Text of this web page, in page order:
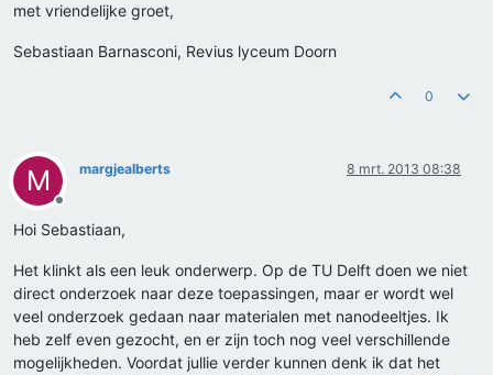
met vriendelijke groet,
Sebastiaan Barnasconi, Revius lyceum Doorn
0
M
Offline
margjealberts 8 mrt. 2013 08:38
Hoi Sebastiaan,
Het klinkt als een leuk onderwerp. Op de TU Delft doen we niet
direct onderzoek naar deze toepassingen, maar er wordt wel
veel onderzoek gedaan naar materialen met nanodeeltjes. Ik
heb zelf even gezocht, en er zijn toch nog veel verschillende
mogelijkheden. Voordat jullie verder kunnen denk ik dat het